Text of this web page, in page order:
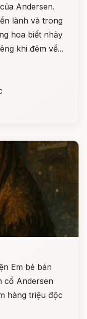
Andersen.
lành và trong
hoa biết nhảy
khi đêm về...
Em bé bán
cổ Andersen
hàng triệu độc